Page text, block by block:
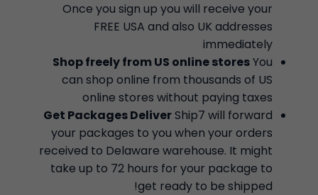
Once you sign up you will receive your
FREE USA and also UK addresses
immediately
Shop freely from US online storesYou
can shop online from thousands of US
online stores without paying taxes
Get Packages DeliverShip7 will forward
your packages to you when your orders
received to Delaware warehouse. It might
take up to 72 hours for your package to
get ready to be shipped!